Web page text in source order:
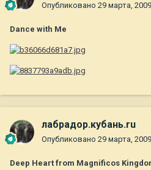
Опубликовано 29 марта, 2009
Dance with Me
лабрадор.кубань.ru
Опубликовано 29 марта, 2009
Deep Heart from Magnificos